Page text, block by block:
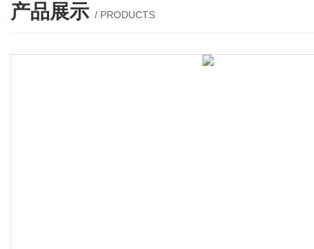
产品展示 / PRODUCTS